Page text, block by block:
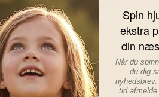
Før DKK
Nu99,00 DKK
Bibs Sutter - Str. 2 - Studio
Colour - 2-pak - Bumblebee -
Breeze/Petrol
Spin
ekstra
din
Når du
du dig
tid